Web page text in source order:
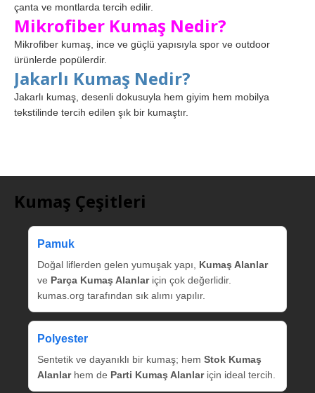
çanta ve montlarda tercih edilir.
Mikrofiber Kumaş Nedir?
Mikrofiber kumaş, ince ve güçlü yapısıyla spor ve outdoor
ürünlerde popülerdir.
Jakarlı Kumaş Nedir?
Jakarlı kumaş, desenli dokusuyla hem giyim hem mobilya
tekstilinde tercih edilen şık bir kumaştır.
Kumaş Çeşitleri
Pamuk
Doğal liflerden gelen yumuşak yapı, Kumaş Alanlar
ve Parça Kumaş Alanlariçin çok değerlidir.
kumas.org tarafından sık alımı yapılır.
Polyester
Sentetik ve dayanıklı bir kumaş; hem Stok Kumaş
Alanlarhem de Parti Kumaş Alanlariçin ideal tercih.